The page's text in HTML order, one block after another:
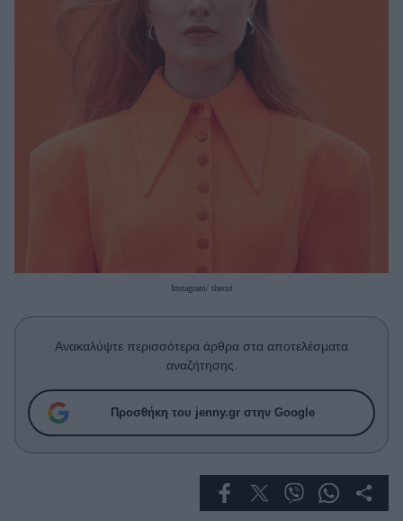
Woman Power
Who
True Stories
Success Stories
Ζώδια
Instagram/ thecut
Ανακαλύψτε περισσότερα άρθρα στα αποτελέσματα
αναζήτησης.
Προσθήκη του jenny.gr στην Google